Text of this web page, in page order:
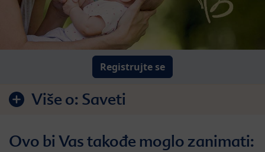
Registrujte se
Više o: Saveti
Ovo bi Vas takođe moglo zanimati: